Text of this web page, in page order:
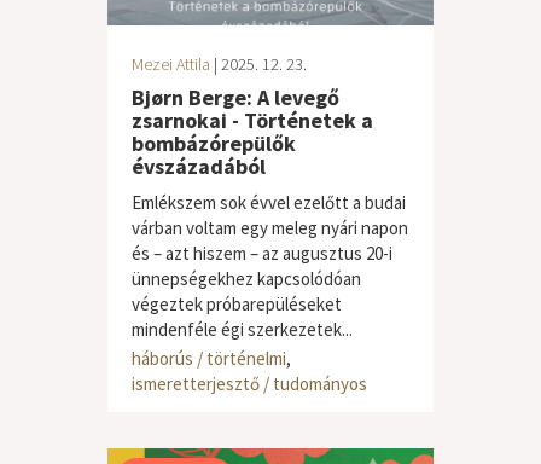
Mezei Attila | 2025. 12. 23.
Bjørn Berge: A levegő
zsarnokai - Történetek a
bombázórepülők
évszázadából
Emlékszem sok évvel ezelőtt a budai
várban voltam egy meleg nyári napon
és – azt hiszem – az augusztus 20-i
ünnepségekhez kapcsolódóan
végeztek próbarepüléseket
mindenféle égi szerkezetek...
háborús / történelmi,
ismeretterjesztő / tudományos